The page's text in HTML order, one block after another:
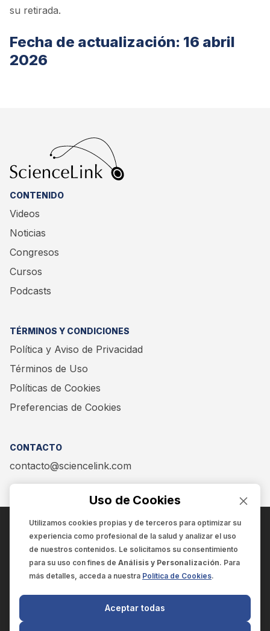
su retirada.
Fecha de actualización: 16 abril
2026
CONTENIDO
Videos
Noticias
Congresos
Cursos
Podcasts
TÉRMINOS Y CONDICIONES
Política y Aviso de Privacidad
Términos de Uso
Políticas de Cookies
Preferencias de Cookies
CONTACTO
contacto@sciencelink.com
ENCUÉNTRANOS EN:
SCIENCELINK
Uso de Cookies
Utilizamos cookies propias y de terceros para optimizar su
experiencia como profesional de la salud y analizar el uso
de nuestros contenidos. Le solicitamos su consentimiento
para su uso con fines de Análisis y Personalización. Para
más detalles, acceda a nuestra Política de Cookies.
Aceptar todas